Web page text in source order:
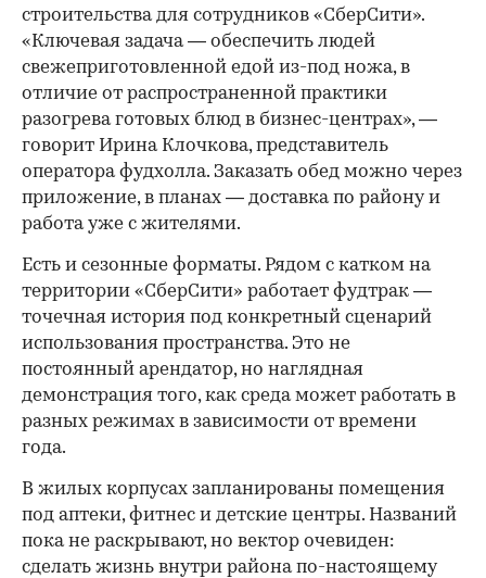
строительства для сотрудников «СберСити».
«Ключевая задача — обеспечить людей
свежеприготовленной едой из-под ножа, в
отличие от распространенной практики
разогрева готовых блюд в бизнес-центрах», —
говорит Ирина Клочкова, представитель
оператора фудхолла. Заказать обед можно через
приложение, в планах — доставка по району и
работа уже с жителями.
Есть и сезонные форматы. Рядом с катком на
территории «СберСити» работает фудтрак —
точечная история под конкретный сценарий
использования пространства. Это не
постоянный арендатор, но наглядная
демонстрация того, как среда может работать в
разных режимах в зависимости от времени
года.
В жилых корпусах запланированы помещения
под аптеки, фитнес и детские центры. Названий
пока не раскрывают, но вектор очевиден:
сделать жизнь внутри района по-настоящему